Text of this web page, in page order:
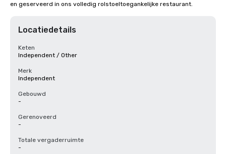
en geserveerd in ons volledig rolstoeltoegankelijke restaurant.
Locatiedetails
Keten
Independent / Other
Merk
Independent
Gebouwd
-
Gerenoveerd
-
Totale vergaderruimte
-